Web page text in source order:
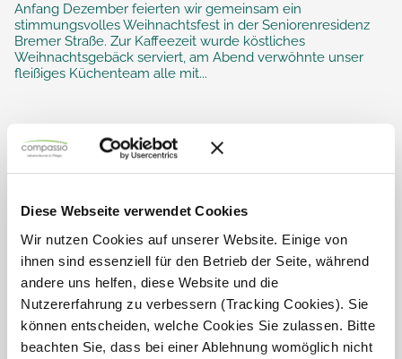
Diese Webseite verwendet Cookies
Wir nutzen Cookies auf unserer Website. Einige von
ihnen sind essenziell für den Betrieb der Seite, während
andere uns helfen, diese Website und die
Nutzererfahrung zu verbessern (Tracking Cookies). Sie
können entscheiden, welche Cookies Sie zulassen. Bitte
beachten Sie, dass bei einer Ablehnung womöglich nicht
Anfang Dezember feierten wir gemeinsam ein
stimmungsvolles Weihnachtsfest in der Seniorenresidenz
Bremer Straße. Zur Kaffeezeit wurde köstliches
Weihnachtsgebäck serviert, am Abend verwöhnte unser
fleißiges Küchenteam alle mit...